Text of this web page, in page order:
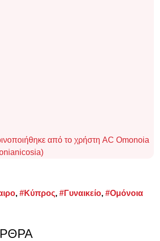
από το χρήστη AC Omonoia
, #Κύπρος, #Γυναικείο, #Ομόνοια